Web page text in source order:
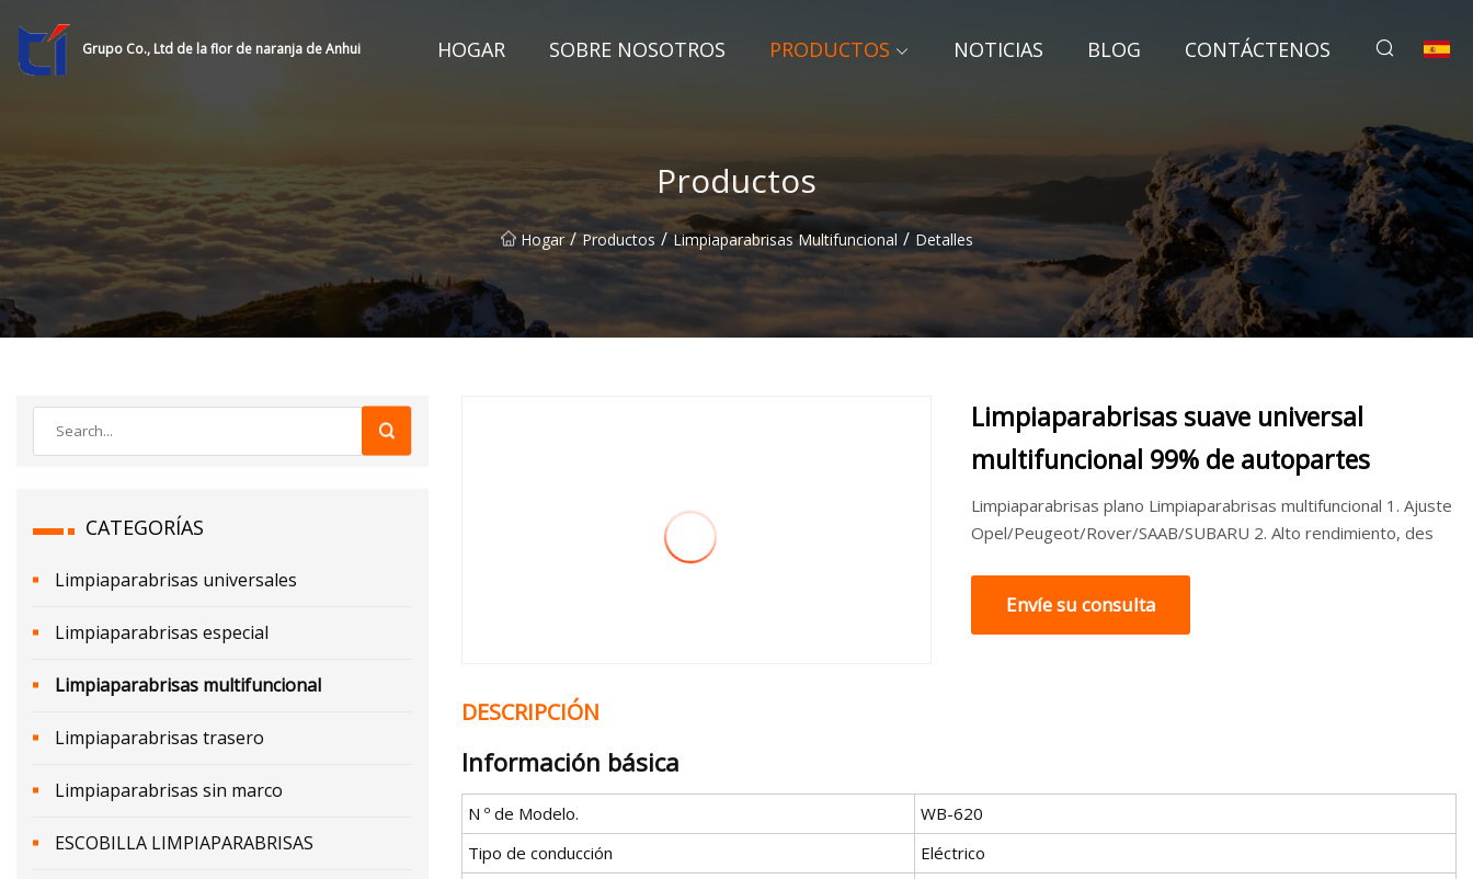
Grupo Co., Ltd de la flor de naranja de Anhui HOGAR SOBRE NOSOTROS PRODUCTOS NOTICIAS BLOG CONTÁCTENOS
Productos
Hogar / Productos / Limpiaparabrisas Multifuncional / Detalles
CATEGORÍAS
Limpiaparabrisas universales
Limpiaparabrisas especial
Limpiaparabrisas multifuncional
Limpiaparabrisas trasero
Limpiaparabrisas sin marco
ESCOBILLA LIMPIAPARABRISAS
Limpiaparabrisas suave universal
multifuncional 99% de autopartes
Limpiaparabrisas plano Limpiaparabrisas multifuncional 1. Ajuste
Opel/Peugeot/Rover/SAAB/SUBARU 2. Alto rendimiento, des
Envíe su consulta
DESCRIPCIÓN
Información básica
N º de Modelo.
WB-620
Tipo de conducción
Eléctrico